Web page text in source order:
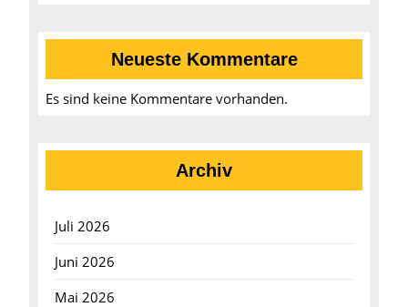
Neueste Kommentare
Es sind keine Kommentare vorhanden.
Archiv
Juli 2026
Juni 2026
Mai 2026